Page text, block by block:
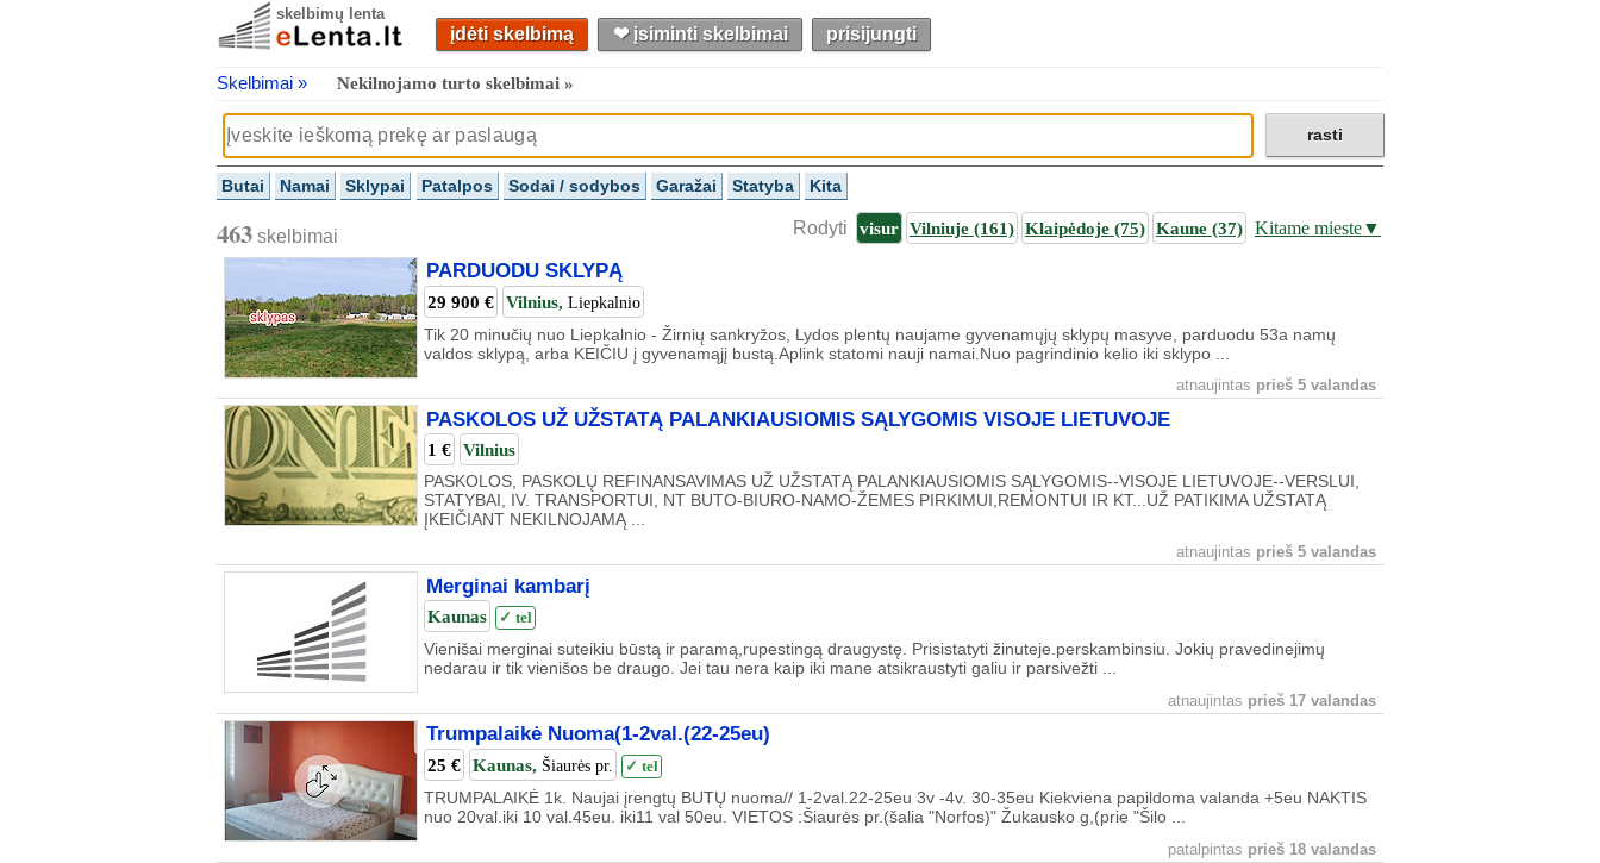
skelbimų lenta
įdėti skelbimą ❤︎ įsiminti skelbimai prisijungti
Skelbimai » Nekilnojamo turto skelbimai »
Butai Namai Sklypai Patalpos Sodai / sodybos Garažai Statyba Kita
463 skelbimai Rodyti visur Vilniuje (161) Klaipėdoje (75) Kaune (37) Kitame mieste▼
PARDUODU SKLYPĄ
29 900 € Vilnius, Liepkalnio
Tik 20 minučių nuo Liepkalnio - Žirnių sankryžos, Lydos plentų naujame gyvenamųjų sklypų masyve, parduodu 53a namų
valdos sklypą, arba KEIČIU į gyvenamąjį bustą.Aplink statomi nauji namai.Nuo pagrindinio kelio iki sklypo ...
atnaujintas prieš 5 valandas
PASKOLOS UŽ UŽSTATĄ PALANKIAUSIOMIS SĄLYGOMIS VISOJE LIETUVOJE
1 € Vilnius
PASKOLOS, PASKOLŲ REFINANSAVIMAS UŽ UŽSTATĄ PALANKIAUSIOMIS SĄLYGOMIS--VISOJE LIETUVOJE--VERSLUI,
STATYBAI, IV. TRANSPORTUI, NT BUTO-BIURO-NAMO-ŽEMES PIRKIMUI,REMONTUI IR KT...UŽ PATIKIMA UŽSTATĄ
ĮKEIČIANT NEKILNOJAMĄ ...
atnaujintas prieš 5 valandas
Merginai kambarį
Kaunas ✓ tel
Vienišai merginai suteikiu būstą ir paramą,rupestingą draugystę. Prisistatyti žinuteje.perskambinsiu. Jokių pravedinejimų
nedarau ir tik vienišos be draugo. Jei tau nera kaip iki mane atsikraustyti galiu ir parsivežti ...
atnaujintas prieš 17 valandas
Trumpalaikė Nuoma(1-2val.(22-25eu)
25 € Kaunas, Šiaurės pr. ✓ tel
TRUMPALAIKĖ 1k. Naujai įrengtų BUTŲ nuoma// 1-2val.22-25eu 3v -4v. 30-35eu Kiekviena papildoma valanda +5eu NAKTIS
nuo 20val.iki 10 val.45eu. iki11 val 50eu. VIETOS :Šiaurės pr.(šalia "Norfos)" Žukausko g,(prie "Šilo ...
patalpintas prieš 18 valandas